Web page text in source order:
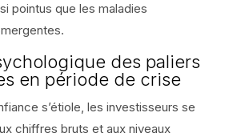
pointus que les maladies
des paliers
en période de crise
s’étiole, les investisseurs se
chiffres bruts et aux niveaux